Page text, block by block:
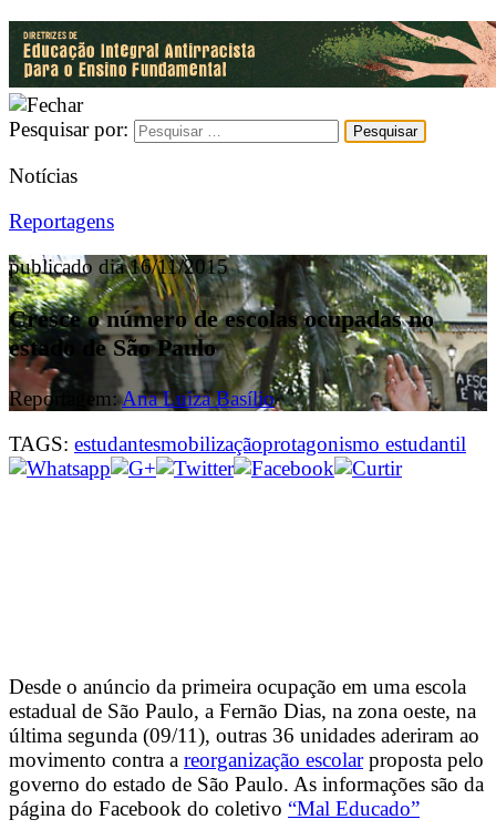
Pesquisar por:
Notícias
Reportagens
publicado dia 16/11/2015
Cresce o número de escolas ocupadas no
estado de São Paulo
Reportagem:Ana Luiza Basílio
TAGS: estudantesmobilizaçãoprotagonismo estudantil
Desde o anúncio da primeira ocupação em uma escola
estadual de São Paulo, a Fernão Dias, na zona oeste, na
última segunda (09/11), outras 36 unidades aderiram ao
movimento contra a reorganização escolarproposta pelo
governo do estado de São Paulo. As informações são da
página do Facebook do coletivo “Mal Educado”